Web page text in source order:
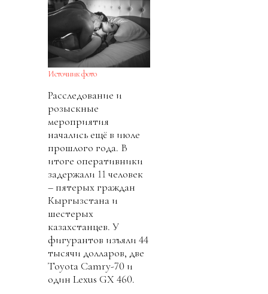
Источник фото
Расследование и
розыскные
мероприятия
начались ещё в июле
прошлого года. В
итоге оперативники
задержали 11 человек
– пятерых граждан
Кыргызстана и
шестерых
казахстанцев. У
фигурантов изъяли 44
тысячи долларов, две
Toyota Camry-70 и
один Lexus GX 460.